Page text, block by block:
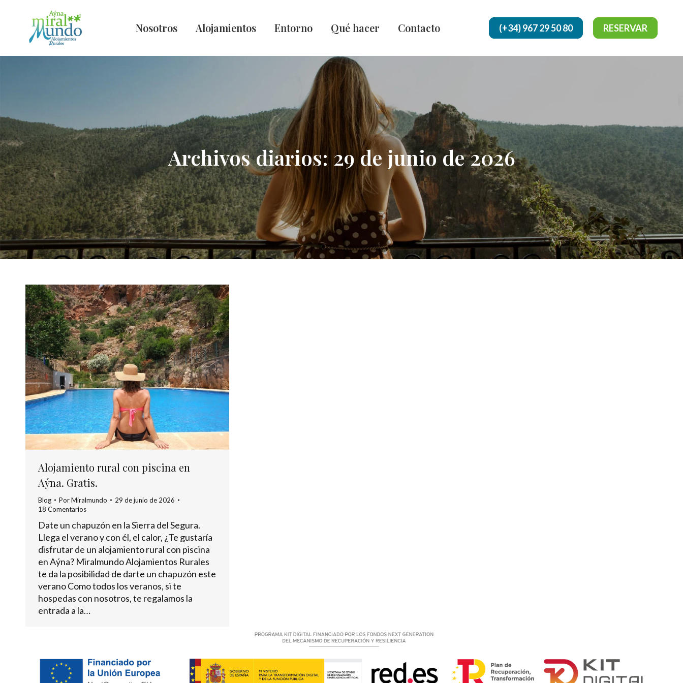
Nosotros Alojamientos Entorno Qué hacer Contacto (+34) 967 29 50 80 RESERVAR
Archivos diarios: 29 de junio de 2026
Alojamiento rural con piscina en
Aýna. Gratis.
Blog PorMiralmundo
29 de junio de 2026
18 Comentarios
Date un chapuzón en la Sierra del Segura.
Llega el verano y con él, el calor, ¿Te gustaría
disfrutar de un alojamiento rural con piscina
en Aýna? Miralmundo Alojamientos Rurales
te da la posibilidad de darte un chapuzón este
verano Como todos los veranos, si te
hospedas con nosotros, te regalamos la
entrada a la…